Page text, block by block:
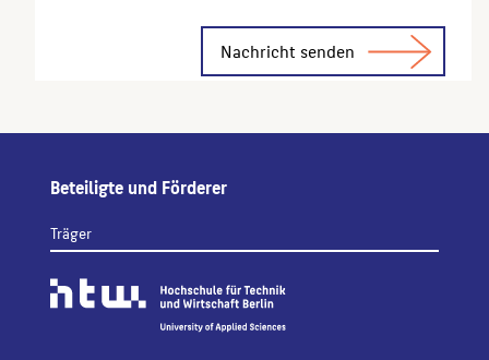
Beteiligte und Förderer
Träger